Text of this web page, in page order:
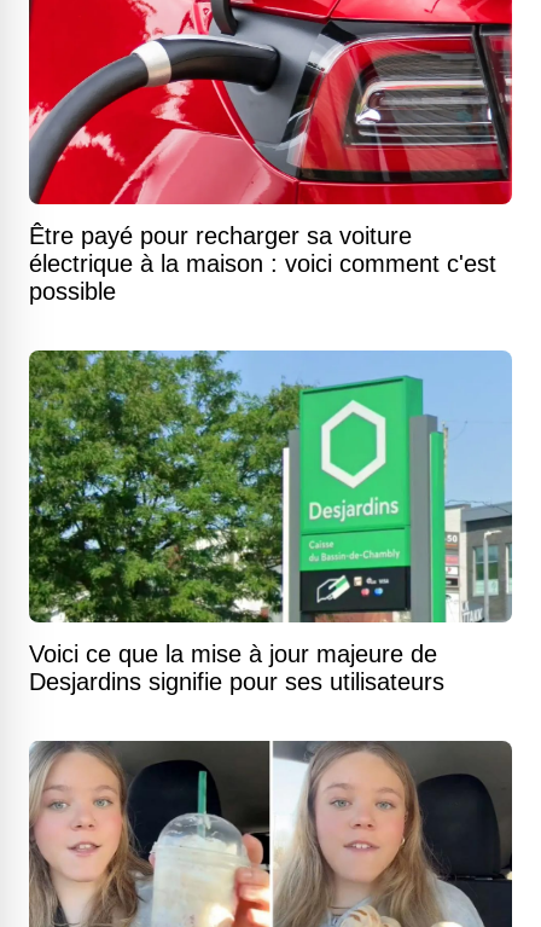
Être payé pour recharger sa voiture
électrique à la maison : voici comment c'est
possible
Voici ce que la mise à jour majeure de
Desjardins signifie pour ses utilisateurs